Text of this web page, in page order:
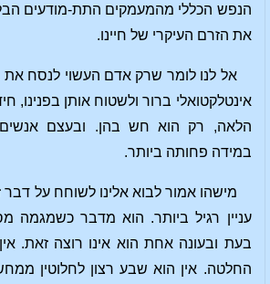
הנפש הכללי מהמעמקים התת-מודעים
את הזרם העיקרי של חיינו.
אל לנו לומר שרק אדם העשוי לנסח את
אינטלקטואלי ברור ולשטוח אותן בפנינו,
הלאה, רק הוא חש בהן. ובעצם
במידה פחותה ביותר.
מישהו אמור לבוא אלינו לשוחח על דבר
עניין רגיל ביותר. הוא מדבר כשמגמה
בעת ובעונה אחת הוא אינו רוצה זאת. אין
החלטה. אין הוא שבע רצון לחלוטין